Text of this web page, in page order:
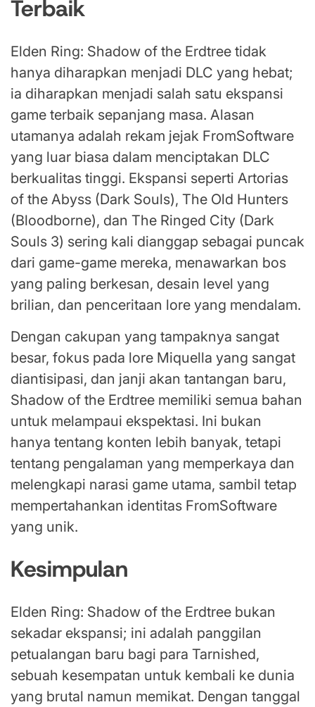
Terbaik
Elden Ring: Shadow of the Erdtree tidak
hanya diharapkan menjadi DLC yang hebat;
ia diharapkan menjadi salah satu ekspansi
game terbaik sepanjang masa. Alasan
utamanya adalah rekam jejak FromSoftware
yang luar biasa dalam menciptakan DLC
berkualitas tinggi. Ekspansi seperti Artorias
of the Abyss (Dark Souls), The Old Hunters
(Bloodborne), dan The Ringed City (Dark
Souls 3) sering kali dianggap sebagai puncak
dari game-game mereka, menawarkan bos
yang paling berkesan, desain level yang
brilian, dan penceritaan lore yang mendalam.
Dengan cakupan yang tampaknya sangat
besar, fokus pada lore Miquella yang sangat
diantisipasi, dan janji akan tantangan baru,
Shadow of the Erdtree memiliki semua bahan
untuk melampaui ekspektasi. Ini bukan
hanya tentang konten lebih banyak, tetapi
tentang pengalaman yang memperkaya dan
melengkapi narasi game utama, sambil tetap
mempertahankan identitas FromSoftware
yang unik.
Kesimpulan
Elden Ring: Shadow of the Erdtree bukan
sekadar ekspansi; ini adalah panggilan
petualangan baru bagi para Tarnished,
sebuah kesempatan untuk kembali ke dunia
yang brutal namun memikat. Dengan tanggal